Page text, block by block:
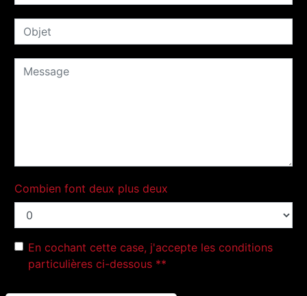
Combien font deux plus deux
En cochant cette case, j'accepte les conditions
particulières ci-dessous **